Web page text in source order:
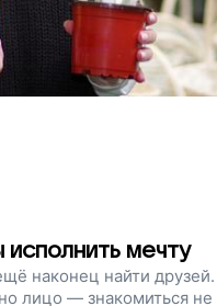
мечту
наконец найти
лицо — знакомиться